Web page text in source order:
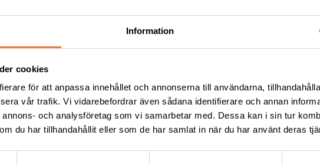
Information
cookies
för att anpassa innehållet och annonserna till användarna,
vår trafik. Vi vidarebefordrar även sådana identifierare och annan
och analysföretag som vi samarbetar med. Dessa kan i sin tur
du har tillhandahållit eller som de har samlat in när du har använt deras
Inga produkter hittades.
NYHETSBREV
Obligatoriskt fält